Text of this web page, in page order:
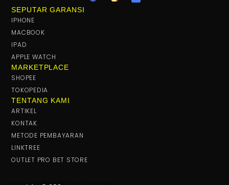
SEPUTAR GARANSI
IPHONE
MACBOOK
IPAD
APPLE WATCH
MARKETPLACE
SHOPEE
TOKOPEDIA
TENTANG KAMI
ARTIKEL
KONTAK
METODE PEMBAYARAN
LINKTREE
OUTLET PRO BET STORE